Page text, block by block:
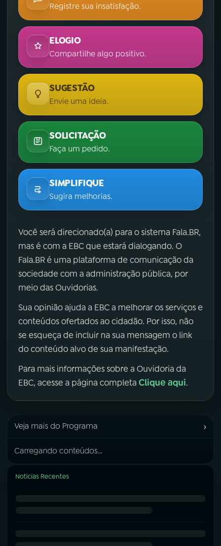
Registre sua insatisfação.
ELOGIO
Compartilhe algo positivo.
SUGESTÃO
Envie uma ideia.
SOLICITAÇÃO
Faça um pedido.
SIMPLIFIQUE
Sugira melhorias.
Você será direcionado(a) para o sistema Fala.BR,
mas é com a EBC que estará dialogando. O
Fala.BR é uma plataforma de comunicação da
sociedade com a administração pública, por
meio das Ouvidorias.
Sua opinião ajuda a EBC a melhorar os serviços e
conteúdos ofertados ao cidadão. Por isso, não
se esqueça de incluir na sua mensagem o link
do conteúdo alvo de sua manifestação.
Para mais informações sobre a Ouvidoria da
EBC, acesse a página completa Clique aqui.
Veja mais do Programa ›
Carregando conteúdos...
Notícias Recentes